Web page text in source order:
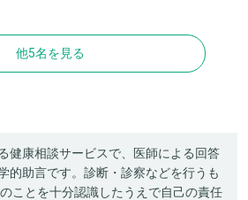
他5名を見る
健康相談サービスで、医師による回答
的助言です。診断・診察などを行うも
ことを十分認識したうえで自己の責任